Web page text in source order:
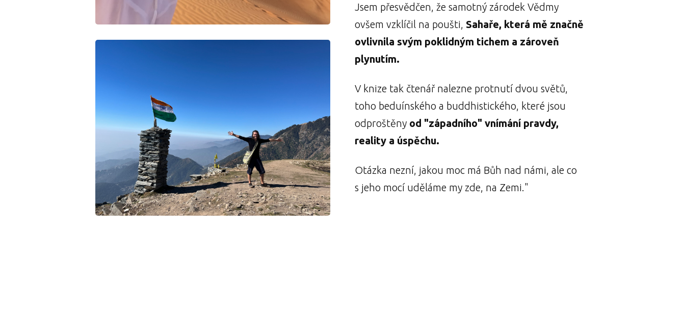
Jsem přesvědčen, že samotný zárodek Vědmy
ovšem vzklíčil na poušti, Sahaře, která mě značně
ovlivnila svým poklidným tichem a zároveň
plynutím.
V knize tak čtenář nalezne protnutí dvou světů,
toho beduínského a buddhistického, které jsou
odproštěny od "západního" vnímání pravdy,
reality a úspěchu.
Otázka nezní, jakou moc má Bůh nad námi, ale co
s jeho mocí uděláme my zde, na Zemi."